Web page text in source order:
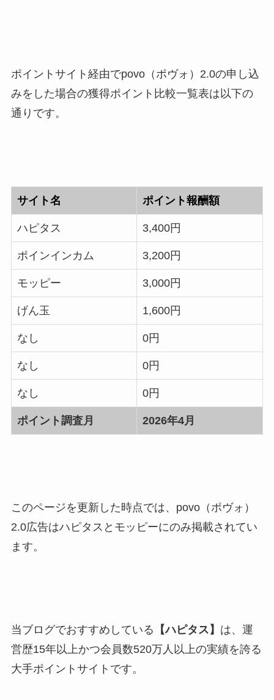
ポイントサイト経由でpovo（ポヴォ）2.0の申し込
みをした場合の獲得ポイント比較一覧表は以下の
通りです。
サイト名 ポイント報酬額
ハピタス 3,400円
ポインインカム 3,200円
モッピー 3,000円
げん玉 1,600円
なし 0円
なし 0円
なし 0円
ポイント調査月 2026年4月
このページを更新した時点では、povo（ポヴォ）
2.0広告はハピタスとモッピーにのみ掲載されてい
ます。
当ブログでおすすめしている 【ハピタス】 は、運
営歴15年以上かつ会員数520万人以上の実績を誇る
大手ポイントサイトです。